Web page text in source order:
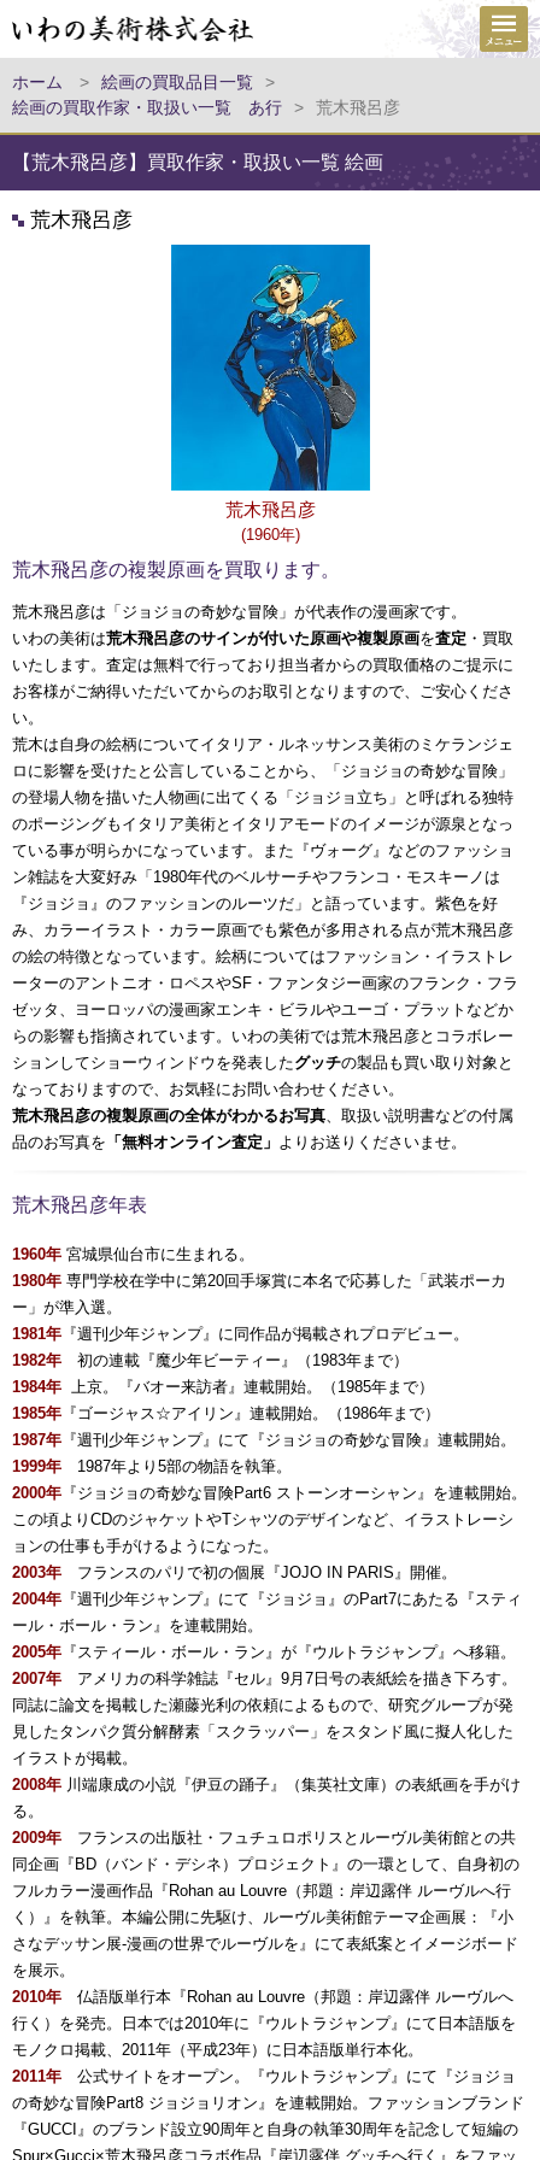
ホーム > 絵画の買取品目一覧
>
絵画の買取作家・取扱い一覧 あ行
> 荒木飛呂彦
【荒木飛呂彦】買取作家・取扱い一覧 絵画
荒木飛呂彦
荒木飛呂彦
(1960年)
荒木飛呂彦の複製原画を買取ります。
荒木飛呂彦は「ジョジョの奇妙な冒険」が代表作の漫画家です。
いわの美術は荒木飛呂彦のサインが付いた原画や複製原画を査定 ・買取
いたします。査定は無料で行っており担当者からの買取価格のご提示に
お客様がご納得いただいてからのお取引となりますので、ご安心くださ
い。
荒木は自身の絵柄についてイタリア・ルネッサンス美術のミケランジェ
ロに影響を受けたと公言していることから、「ジョジョの奇妙な冒険」
の登場人物を描いた人物画に出てくる「ジョジョ立ち」と呼ばれる独特
のポージングもイタリア美術とイタリアモードのイメージが源泉となっ
ている事が明らかになっています。また『ヴォーグ』などのファッショ
ン雑誌を大変好み「1980年代のベルサーチやフランコ・モスキーノは
『ジョジョ』のファッションのルーツだ」と語っています。紫色を好
み、カラーイラスト・カラー原画でも紫色が多用される点が荒木飛呂彦
の絵の特徴となっています。絵柄についてはファッション・イラストレ
ーターのアントニオ・ロペスやSF・ファンタジー画家のフランク・フラ
ゼッタ、ヨーロッパの漫画家エンキ・ビラルやユーゴ・プラットなどか
らの影響も指摘されています。いわの美術では荒木飛呂彦とコラボレー
ションしてショーウィンドウを発表したグッチの製品も買い取り対象と
なっておりますので、お気軽にお問い合わせください。
荒木飛呂彦の複製原画の全体がわかるお写真 、取扱い説明書などの付属
品のお写真を 「無料オンライン査定」 よりお送りくださいませ。
荒木飛呂彦年表
1960年 宮城県仙台市に生まれる。
1980年 専門学校在学中に第20回手塚賞に本名で応募した「武装ポーカ
ー」が準入選。
1981年 『週刊少年ジャンプ』に同作品が掲載されプロデビュー。
1982年 初の連載『魔少年ビーティー』（1983年まで）
1984年 上京。『バオー来訪者』連載開始。（1985年まで）
1985年 『ゴージャス☆アイリン』連載開始。（1986年まで）
1987年 『週刊少年ジャンプ』にて『ジョジョの奇妙な冒険』連載開始。
1999年 1987年より5部の物語を執筆。
2000年 『ジョジョの奇妙な冒険Part6 ストーンオーシャン』を連載開始。
この頃よりCDのジャケットやTシャツのデザインなど、イラストレーシ
ョンの仕事も手がけるようになった。
2003年 フランスのパリで初の個展『JOJO IN PARIS』開催。
2004年 『週刊少年ジャンプ』にて『ジョジョ』のPart7にあたる『スティ
ール・ボール・ラン』を連載開始。
2005年 『スティール・ボール・ラン』が『ウルトラジャンプ』へ移籍。
2007年 アメリカの科学雑誌『セル』9月7日号の表紙絵を描き下ろす。
同誌に論文を掲載した瀬藤光利の依頼によるもので、研究グループが発
見したタンパク質分解酵素「スクラッパー」をスタンド風に擬人化した
イラストが掲載。
2008年 川端康成の小説『伊豆の踊子』（集英社文庫）の表紙画を手がけ
る。
2009年 フランスの出版社・フュチュロポリスとルーヴル美術館との共
同企画『BD（バンド・デシネ）プロジェクト』の一環として、自身初の
フルカラー漫画作品『Rohan au Louvre（邦題：岸辺露伴 ルーヴルへ行
く）』を執筆。本編公開に先駆け、ルーヴル美術館テーマ企画展：『小
さなデッサン展-漫画の世界でルーヴルを』にて表紙案とイメージボード
を展示。
2010年 仏語版単行本 『Rohan au Louvre（邦題：岸辺露伴 ルーヴルへ
行く） を発売。日本では2010年に『ウルトラジャンプ』にて日本語版を
モノクロ掲載、2011年（平成23年）に日本語版単行本化。
2011年 公式サイトをオープン。『ウルトラジャンプ』にて『ジョジョ
の奇妙な冒険Part8 ジョジョリオン』を連載開始。ファッションブランド
『GUCCI』のブランド設立90周年と自身の執筆30周年を記念して短編の
Spur×Gucci×荒木飛呂彦コラボ作品『岸辺露伴 グッチへ行く』をファッ